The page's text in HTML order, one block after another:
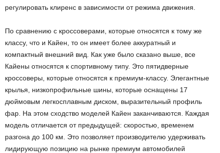
регулировать клиренс в зависимости от режима движения.
По сравнению с кроссоверами, которые относятся к тому же
классу, что и Кайен, то он имеет более аккуратный и
компактный внешний вид. Как уже было сказано выше, все
Кайены относятся к спортивному типу. Это пятидверные
кроссоверы, которые относятся к премиум-классу. Элегантные
крылья, низкопрофильные шины, которые оснащены 17
дюймовым легкосплавным диском, выразительный профиль
фар. На этом сходство моделей Кайен заканчиваются. Каждая
модель отличается от предыдущей: скоростью, временем
разгона до 100 км. Это позволяет производителю удерживать
лидирующую позицию на рынке премиум автомобилей